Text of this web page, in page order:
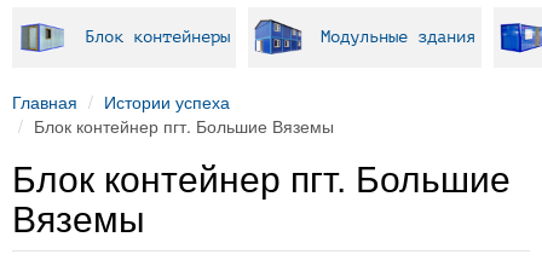
Блок контейнеры Модульные здания
Главная
Истории успеха
Блок контейнер пгт. Большие Вяземы
Блок контейнер пгт. Большие
Вяземы